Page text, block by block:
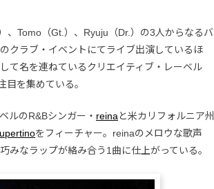
、Tomo（Gt.）、Ryuju（Dr.）の3人からなるバ
クラブ・イベントにてライブ出演しているほ
て名を連ねているクリエイティブ・レーベル
目を集めている。
ルのR&Bシンガー・ reina と米カリフォルニア州
をフィーチャー。reinaのメロウな歌声
みなラップが絡み合う1曲に仕上がっている。